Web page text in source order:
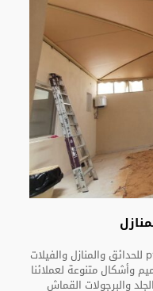
نقدم لكم مظلات مصنوعة من قماش pvc للحدائق والمنازل والفيلات
وأشكال متنوعة لعملائنا
والبرجولات القماش